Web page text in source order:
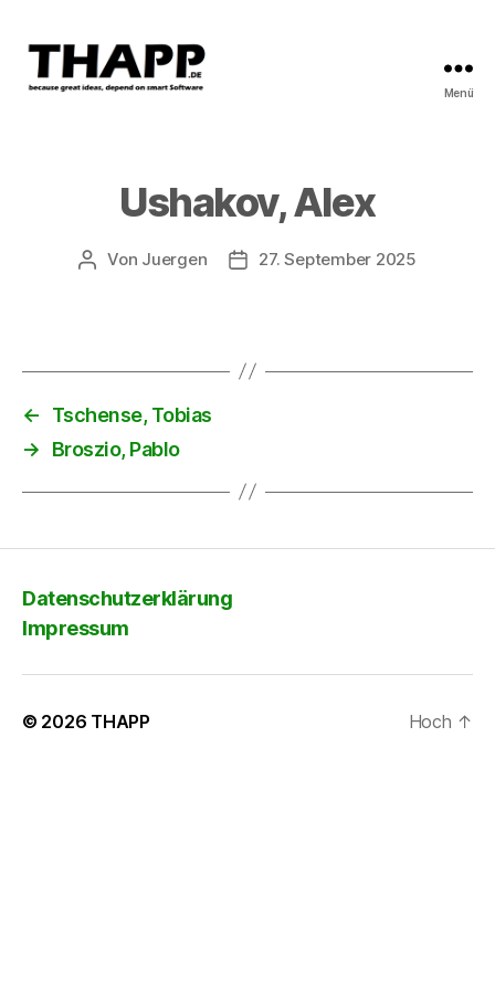
Menü
Ushakov, Alex
Beitragsautor
Von Juergen Beitragsdatum
27. September 2025
←
Tschense, Tobias
→
Broszio, Pablo
Datenschutzerklärung
Impressum
© 2026 THAPP Hoch ↑